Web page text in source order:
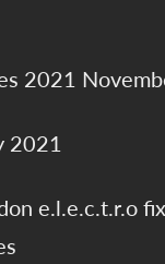
2021
2021
e.l.e.c.t.r.o